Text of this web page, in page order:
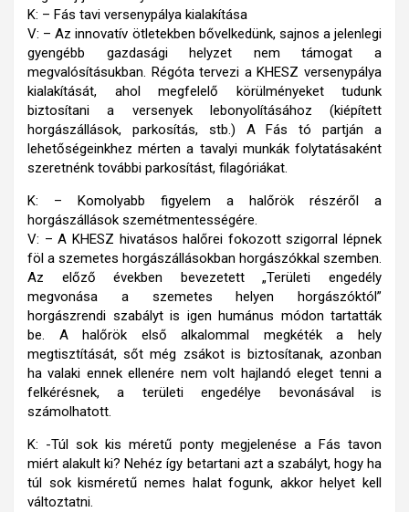
K: – Fás tavi versenypálya kialakítása
V: – Az innovatív ötletekben bővelkedünk, sajnos a jelenlegi
gyengébb gazdasági helyzet nem támogat a
megvalósításukban. Régóta tervezi a KHESZ versenypálya
kialakítását, ahol megfelelő körülményeket tudunk
biztosítani a versenyek lebonyolításához (kiépített
horgászállások, parkosítás, stb.) A Fás tó partján a
lehetőségeinkhez mérten a tavalyi munkák folytatásaként
szeretnénk további parkosítást, filagóriákat.
K: – Komolyabb figyelem a halőrök részéről a
horgászállások szemétmentességére.
V: – A KHESZ hivatásos halőrei fokozott szigorral lépnek
föl a szemetes horgászállásokban horgászókkal szemben.
Az előző években bevezetett „Területi engedély
megvonása a szemetes helyen horgászóktól”
horgászrendi szabályt is igen humánus módon tartatták
be. A halőrök első alkalommal megkéték a hely
megtisztítását, sőt még zsákot is biztosítanak, azonban
ha valaki ennek ellenére nem volt hajlandó eleget tenni a
felkérésnek, a területi engedélye bevonásával is
számolhatott.
K: -Túl sok kis méretű ponty megjelenése a Fás tavon
miért alakult ki? Nehéz így betartani azt a szabályt, hogy ha
túl sok kisméretű nemes halat fogunk, akkor helyet kell
változtatni.